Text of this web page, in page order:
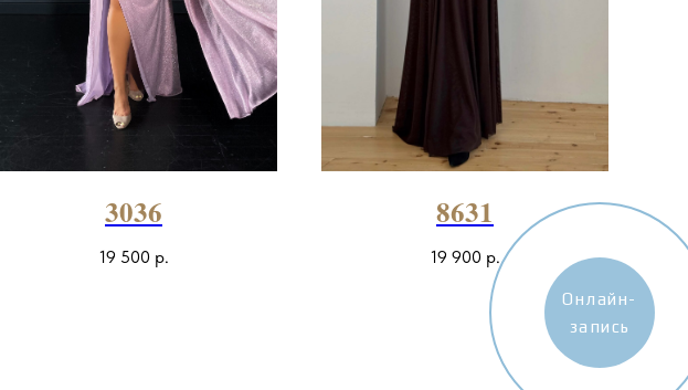
3036
19 500 р.
8631
19 900 р.
Онлайн-
запись